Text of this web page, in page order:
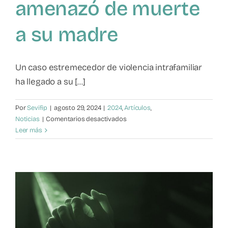
amenazó de muerte
a su madre
Un caso estremecedor de violencia intrafamiliar
ha llegado a su [...]
PorSevifip | agosto 29, 2024 | 2024,Artículos,
Noticias | Comentarios desactivadosen
años
para
Leer más